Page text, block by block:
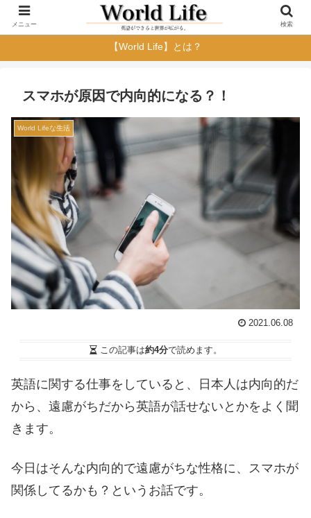
【World Life】とは？
スマホが原因で内向的になる？！
World Lifeな生活
2021.06.08
この記事は約4分で読めます。
英語に関する仕事をしていると、日本人は内向的だ
から、遠慮がちだから英語が話せないとかをよく聞
きます。
今日はそんな内向的で遠慮がちな性格に、スマホが
関係してるかも？というお話です。
メニュー 検索